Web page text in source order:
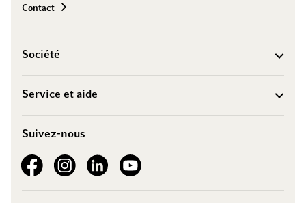
Contact
Société
Service et aide
Suivez-nous
See our FacebookSee our Instagram account
See our LinkedInSee our YouTube channel